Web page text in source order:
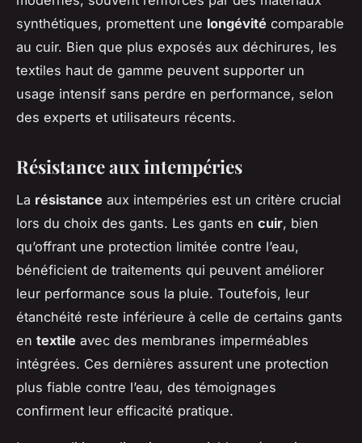
synthétiques, promettent une longévité comparable
au cuir. Bien que plus exposés aux déchirures, les
textiles haut de gamme peuvent supporter un
usage intensif sans perdre en performance, selon
des experts et utilisateurs récents.
Résistance aux intempéries
La résistance aux intempéries est un critère crucial
lors du choix des gants. Les gants en cuir, bien
qu’offrant une protection limitée contre l’eau,
bénéficient de traitements qui peuvent améliorer
leur performance sous la pluie. Toutefois, leur
étanchéité reste inférieure à celle de certains gants
en textile avec des membranes imperméables
intégrées. Ces dernières assurent une protection
plus fiable contre l’eau, des témoignages
confirment leur efficacité pratique.